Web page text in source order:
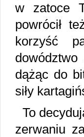
w zatoce
powrócił
korzyść
dążąc do
siły
To
zerwaniu